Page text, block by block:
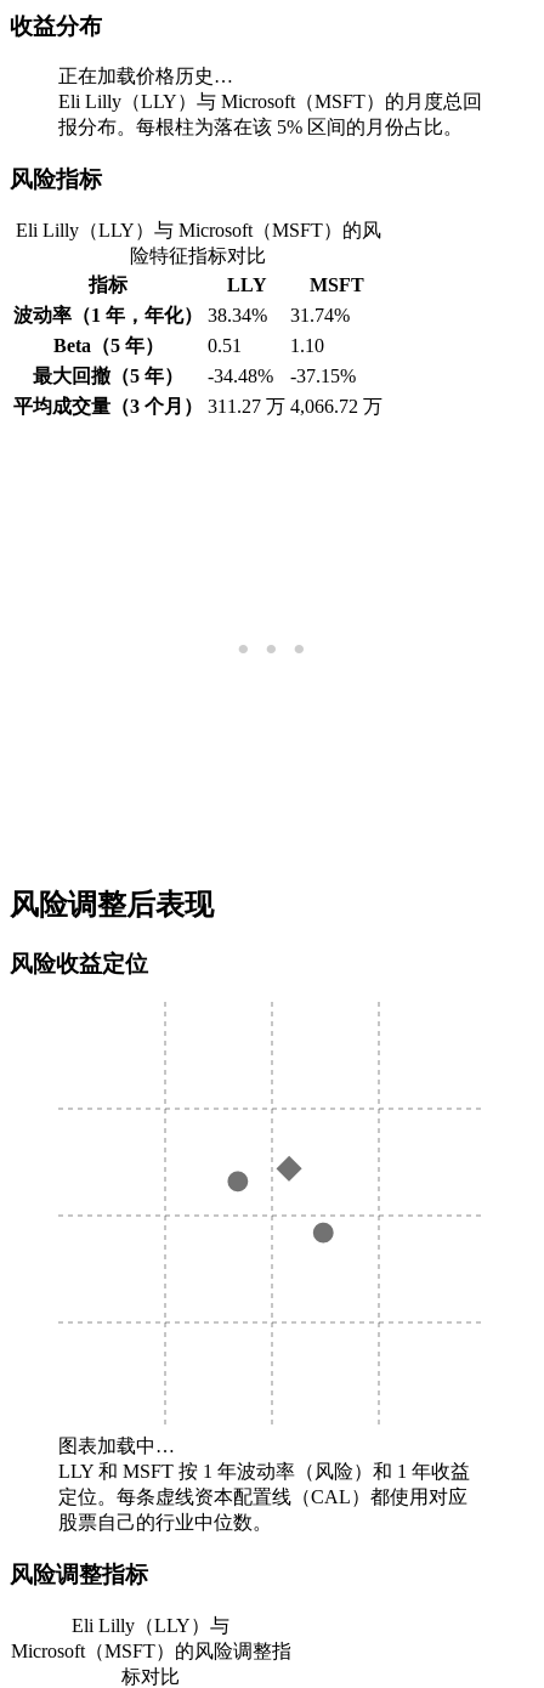
收益分布
正在加载价格历史…
Eli Lilly（LLY）与 Microsoft（MSFT）的月度总回
报分布。每根柱为落在该 5% 区间的月份占比。
风险指标
Eli Lilly（LLY）与 Microsoft（MSFT）的风
险特征指标对比
指标
LLY
MSFT
波动率（1 年，年化）
38.34%
31.74%
Beta（5 年）
0.51
1.10
最大回撤（5 年）
-34.48%
-37.15%
平均成交量（3 个月）
311.27 万 4,066.72 万
风险调整后表现
风险收益定位
图表加载中…
LLY 和 MSFT 按 1 年波动率（风险）和 1 年收益
定位。每条虚线资本配置线（CAL）都使用对应
股票自己的行业中位数。
风险调整指标
Eli Lilly（LLY）与
Microsoft（MSFT）的风险调整指
标对比